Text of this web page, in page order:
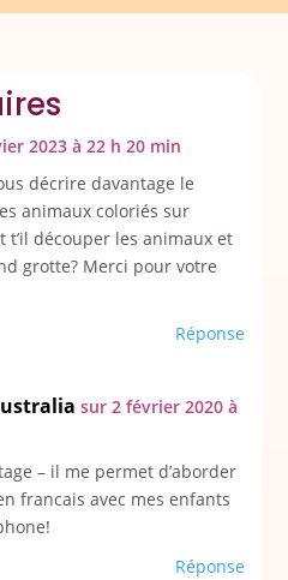
2023 à 22 h 20 min
décrire davantage le
animaux coloriés sur
t’il découper les animaux et
grotte? Merci pour votre
Réponse
sur 2 février 2020 à
– il me permet d’aborder
francais avec mes enfants
Réponse